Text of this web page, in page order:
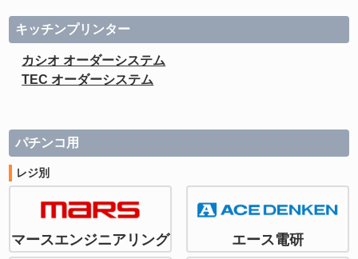
キッチンプリンター
カシオ オーダーシステム
TEC オーダーシステム
パチンコ用
レジ別
マースエンジニアリング エース電研